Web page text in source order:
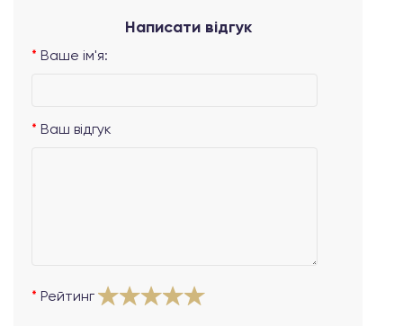
Написати відгук
Ваше ім'я:
Ваш відгук
Рейтинг